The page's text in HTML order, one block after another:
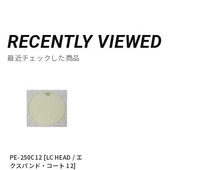
RECENTLY VIEWED
最近チェックした商品
PE-250C12 [LC HEAD / エ
クスパンド・コート 12]